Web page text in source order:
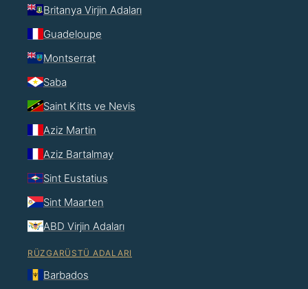
Britanya Virjin Adaları
Guadeloupe
Montserrat
Saba
Saint Kitts ve Nevis
Aziz Martin
Aziz Bartalmay
Sint Eustatius
Sint Maarten
ABD Virjin Adaları
RÜZGARÜSTÜ ADALARI
Barbados